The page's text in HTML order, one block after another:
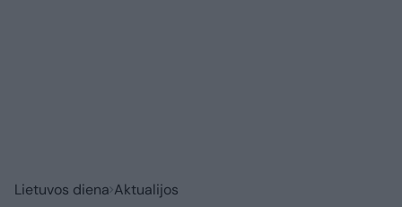
Lietuvos diena Aktualijos